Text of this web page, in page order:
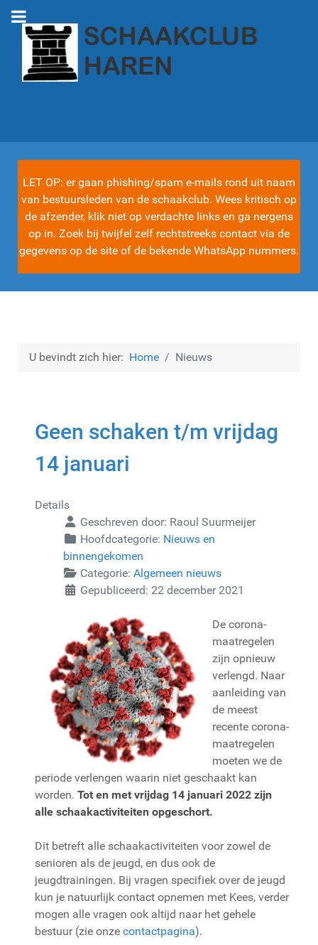
LET OP: er gaan phishing/spam e-mails rond uit naam
van bestuursleden van de schaakclub. Wees kritisch op
de afzender, klik niet op verdachte links en ga nergens
op in. Zoek bij twijfel zelf rechtstreeks contact via de
gegevens op de site of de bekende WhatsApp nummers.
U bevindt zich hier: Home Nieuws
Geen schaken t/m vrijdag
14 januari
Details
Geschreven door: Raoul Suurmeijer
Hoofdcategorie: Nieuws en
binnengekomen
Categorie: Algemeen nieuws
Gepubliceerd: 22 december 2021
De corona-
maatregelen
zijn opnieuw
verlengd. Naar
aanleiding van
de meest
recente corona-
maatregelen
moeten we de
periode verlengen waarin niet geschaakt kan
worden. Tot en met vrijdag 14 januari 2022 zijn
alle schaakactiviteiten opgeschort.
Dit betreft alle schaakactiviteiten voor zowel de
senioren als de jeugd, en dus ook de
jeugdtrainingen. Bij vragen specifiek over de jeugd
kun je natuurlijk contact opnemen met Kees, verder
mogen alle vragen ook altijd naar het gehele
bestuur (zie onze contactpagina).